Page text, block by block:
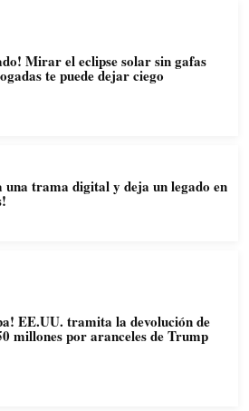
Mirar el eclipse solar sin gafas
te puede dejar ciego
una trama digital y deja un legado en
EE.UU. tramita la devolución de
millones por aranceles de Trump